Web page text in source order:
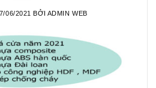
06/2021 BỞI ADMIN WEB